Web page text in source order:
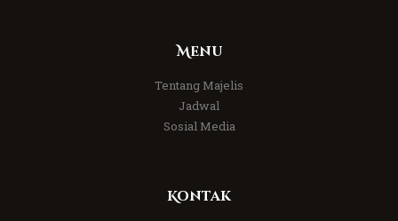
Menu
Tentang Majelis
Jadwal
Sosial Media
Kontak